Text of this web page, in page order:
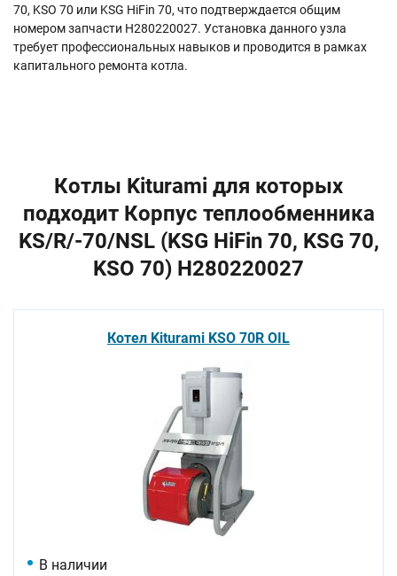
70, KSO 70 или KSG HiFin 70, что подтверждается общим
номером запчасти H280220027. Установка данного узла
требует профессиональных навыков и проводится в рамках
капитального ремонта котла.
Котлы Kiturami для которых
подходит Корпус теплообменника
KS/R/-70/NSL (KSG HiFin 70, KSG 70,
KSO 70) H280220027
Котел Kiturami KSO 70R OIL
В наличии